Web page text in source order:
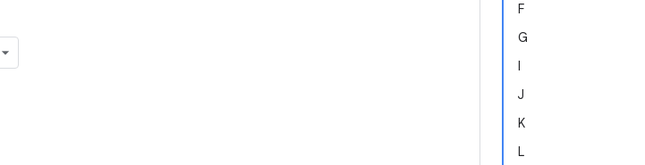
F
G
I
J
K
L